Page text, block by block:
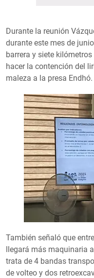
Durante la reunión
durante este mes de
barrera y siete
hacer la contención del
maleza a la presa Endhó.
También señaló que
llegará más maquinaria
trata de 4 bandas
de volteo y dos